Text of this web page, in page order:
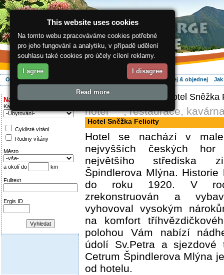
O regionu Aktivně Ubytování Hledej & objednej
Najděte si:
Kategorie
Cyklisté vítáni
Rodiny vítány
Město
a okolí do km
Fulltext
Ergis ID
ergis.cz > Hotel Sněžka
hotel ***, restaurace,
Hotel Sněžka Felicity
Hotel se nachází v
nejvyšších českých
největšího střediska
Špindlerova Mlýna.
do roku 1920. V
zrekonstruován a
vyhovoval vysokým
na komfort
polohou Vám nabízí
údolí Sv.Petra a sjezdové
Cetrum Špindlerova Mlýna
od hotelu.
This website uses cookies
Na tomto webu zpracováváme cookies potřebné
pro jeho fungování a analytiku, v případě udělení
souhlasu také cookies pro účely cílení reklamy.
I agree I disagree
Read more